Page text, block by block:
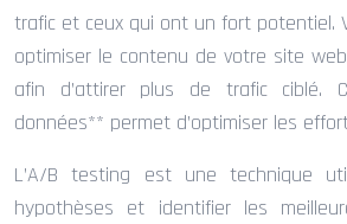
trafic et ceux qui ont un fort potentiel.
optimiser le contenu de votre site
afin d’attirer plus de trafic ciblé.
données** permet d’optimiser les
L’A/B testing est une technique
hypothèses et identifier les